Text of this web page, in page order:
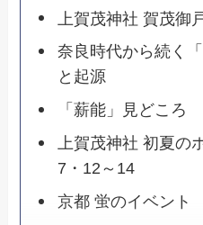
上賀茂神社 賀茂御
奈良時代から続く
と起源
「薪能」見どころ
上賀茂神社 初夏の
7・12～14
京都 蛍のイベント